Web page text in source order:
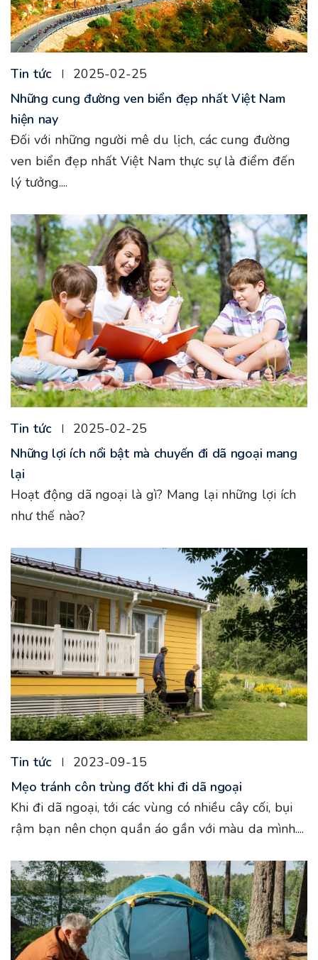
Tin tức
2025-02-25
Những cung đường ven biển đẹp nhất Việt Nam
hiện nay
Đối với những người mê du lịch, các cung đường
ven biển đẹp nhất Việt Nam thực sự là điểm đến
lý tưởng....
Tin tức
2025-02-25
Những lợi ích nổi bật mà chuyến đi dã ngoại mang
lại
Hoạt động dã ngoại là gì? Mang lại những lợi ích
như thế nào?
Tin tức
2023-09-15
Mẹo tránh côn trùng đốt khi đi dã ngoại
Khi đi dã ngoại, tới các vùng có nhiều cây cối, bụi
rậm bạn nên chọn quần áo gần với màu da mình....